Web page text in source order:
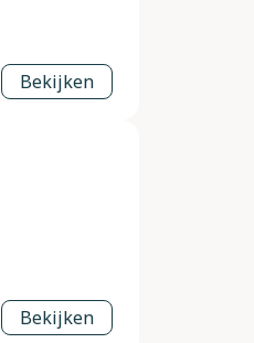
Bekijken
Bekijken